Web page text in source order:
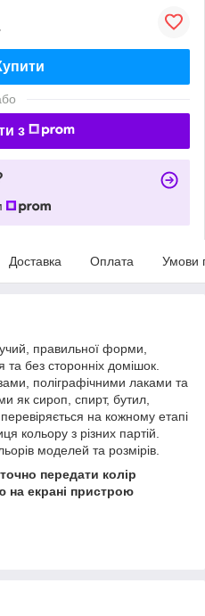
з
Доставка Оплата Умови
правильної форми,
та без сторонніх домішок.
поліграфічними лаками та
як сироп, спирт, бутил,
на кожному етапі
кольору з різних партій.
моделей та розмірів.
передати колір
на екрані пристрою